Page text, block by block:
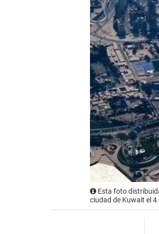
Esta foto
ciudad de Kuwait el